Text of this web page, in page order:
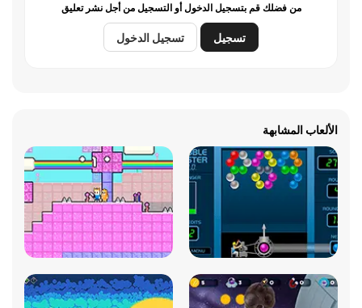
من فضلك قم بتسجيل الدخول أو التسجيل من أجل نشر تعليق
تسجيل تسجيل الدخول
الألعاب المشابهة